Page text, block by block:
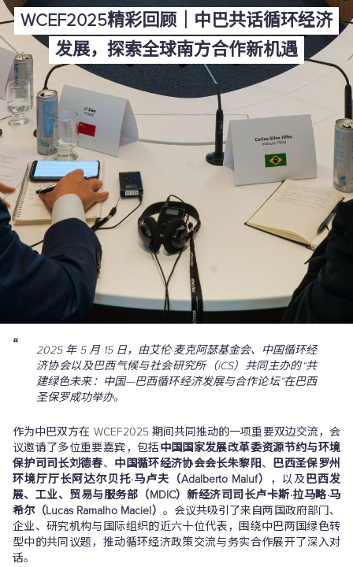
WCEF2025精彩回顾｜中巴共话循环经济
发展，探索全球南方合作新机遇
2025 年 5 月 15 日，由艾伦·麦克阿瑟基金会、中国循环经
济协会以及巴西气候与社会研究所（iCS）共同主办的“共
建绿色未来：中国—巴西循环经济发展与合作论坛”在巴西
圣保罗成功举办。
作为中巴双方在 WCEF2025 期间共同推动的一项重要双边交流，会
议邀请了多位重要嘉宾，包括中国国家发展改革委资源节约与环境
保护司司长刘德春、 中国循环经济协会会长朱黎阳、 巴西圣保罗州
环境厅厅长阿达尔贝托·马卢夫（Adalberto Maluf） ，以及巴西发
展、工业、贸易与服务部（MDIC）新经济司司长卢卡斯·拉马略·马
希尔（Lucas Ramalho Maciel） 。会议共吸引了来自两国政府部门、
企业、研究机构与国际组织的近六十位代表，围绕中巴两国绿色转
型中的共同议题，推动循环经济政策交流与务实合作展开了深入对
话。